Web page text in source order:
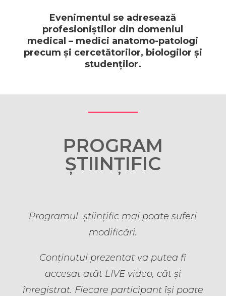
Evenimentul se adresează
profesioniștilor din domeniul
medical – medici anatomo-patologi
precum și cercetătorilor, biologilor și
studenților.
PROGRAM
ȘTIINȚIFIC
Programul științific mai poate suferi
modificări.
Conținutul prezentat va putea fi
accesat atât LIVE video, cât și
înregistrat. Fiecare participant își poate